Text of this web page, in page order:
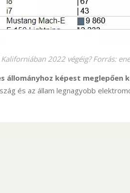
2022 végéig? Forrás:
állományhoz képest meglepően
és az állam legnagyobb